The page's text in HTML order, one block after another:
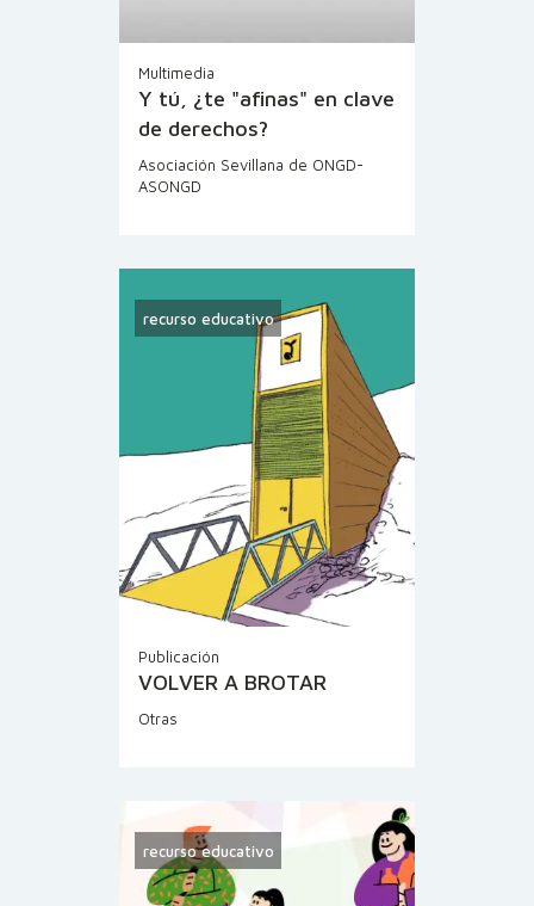
Multimedia
Y tú, ¿te "afinas" en clave
de derechos?
Asociación Sevillana de ONGD-
ASONGD
recurso educativo
Publicación
VOLVER A BROTAR
Otras
recurso educativo